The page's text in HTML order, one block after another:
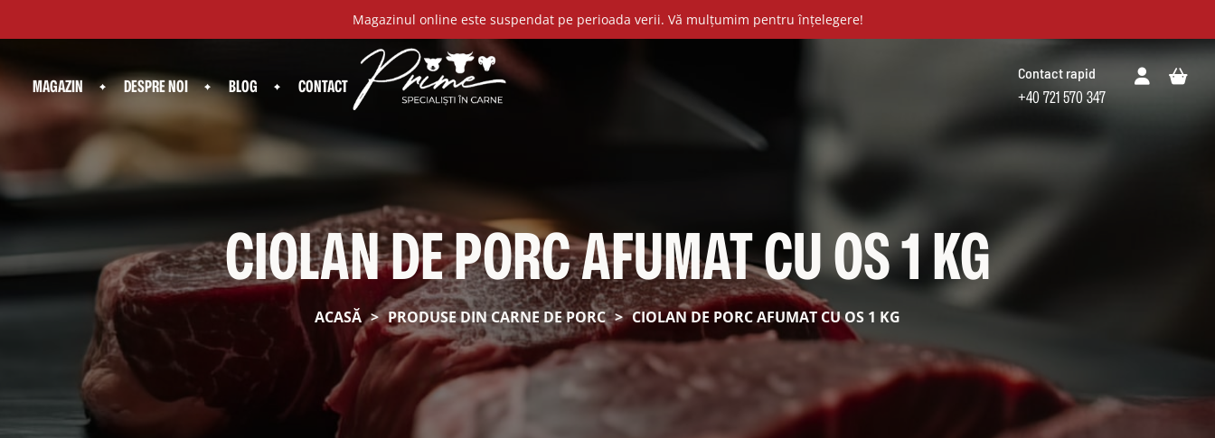
Magazinul online este suspendat pe perioada verii. Vă mulțumim pentru înțelegere!
MAGAZIN DESPRE NOI BLOG CONTACT
Contact rapid
+40 721 570 347
CIOLAN DE PORC AFUMAT CU OS 1 KG
ACASĂ > PRODUSE DIN CARNE DE PORC > CIOLAN DE PORC AFUMAT CU OS 1 KG